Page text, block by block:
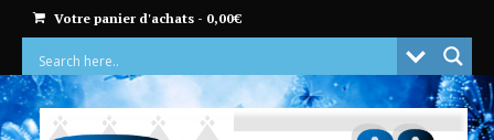
Votre panier d'achats - 0,00€